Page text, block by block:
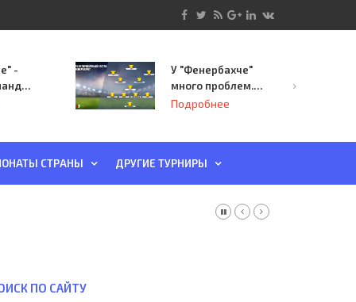
-
У "Фенербахче"
много проблем.
Но он опасен для
Подробнее
СТРАНЫ ДРУГИЕ ТУРНИРЫ
ПО САЙТУ